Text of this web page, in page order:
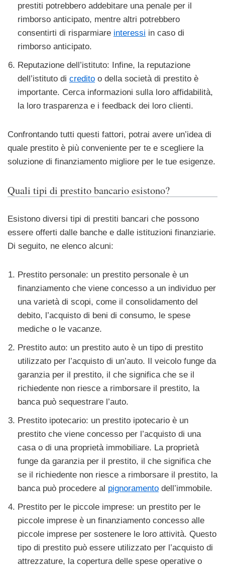
prestiti potrebbero addebitare una penale per il
rimborso anticipato, mentre altri potrebbero
consentirti di risparmiare interessi in caso di
rimborso anticipato.
Reputazione dell’istituto: Infine, la reputazione
dell’istituto di credito o della società di prestito è
importante. Cerca informazioni sulla loro affidabilità,
la loro trasparenza e i feedback dei loro clienti.
Confrontando tutti questi fattori, potrai avere un’idea di
quale prestito è più conveniente per te e scegliere la
soluzione di finanziamento migliore per le tue esigenze.
Quali tipi di prestito bancario esistono?
Esistono diversi tipi di prestiti bancari che possono
essere offerti dalle banche e dalle istituzioni finanziarie.
Di seguito, ne elenco alcuni:
Prestito personale: un prestito personale è un
finanziamento che viene concesso a un individuo per
una varietà di scopi, come il consolidamento del
debito, l’acquisto di beni di consumo, le spese
mediche o le vacanze.
Prestito auto: un prestito auto è un tipo di prestito
utilizzato per l’acquisto di un’auto. Il veicolo funge da
garanzia per il prestito, il che significa che se il
richiedente non riesce a rimborsare il prestito, la
banca può sequestrare l’auto.
Prestito ipotecario: un prestito ipotecario è un
prestito che viene concesso per l’acquisto di una
casa o di una proprietà immobiliare. La proprietà
funge da garanzia per il prestito, il che significa che
se il richiedente non riesce a rimborsare il prestito, la
banca può procedere al pignoramento dell’immobile.
Prestito per le piccole imprese: un prestito per le
piccole imprese è un finanziamento concesso alle
piccole imprese per sostenere le loro attività. Questo
tipo di prestito può essere utilizzato per l’acquisto di
attrezzature, la copertura delle spese operative o